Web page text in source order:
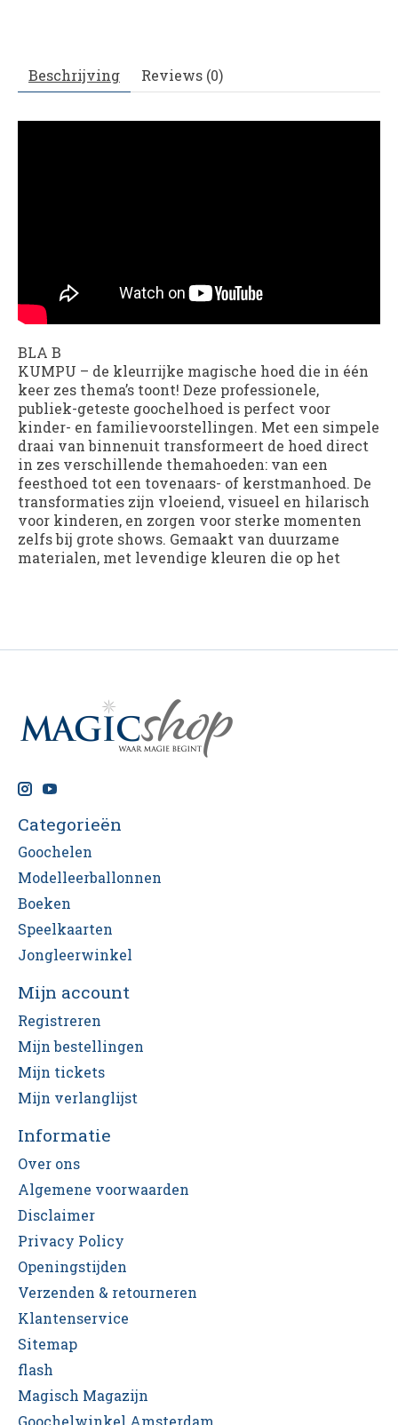
Beschrijving Reviews (0)
BLA B
KUMPU – de kleurrijke magische hoed die in één
keer zes thema’s toont! Deze professionele,
publiek-geteste goochelhoed is perfect voor
kinder- en familievoorstellingen. Met een simpele
draai van binnenuit transformeert de hoed direct
in zes verschillende themahoeden: van een
feesthoed tot een tovenaars- of kerstmanhoed. De
transformaties zijn vloeiend, visueel en hilarisch
voor kinderen, en zorgen voor sterke momenten
zelfs bij grote shows. Gemaakt van duurzame
materialen, met levendige kleuren die op het
publieksfavoriet!
Categorieën
Goochelen
Modelleerballonnen
Boeken
Speelkaarten
Jongleerwinkel
Mijn account
Registreren
Mijn bestellingen
Mijn tickets
Mijn verlanglijst
Informatie
Over ons
Algemene voorwaarden
Disclaimer
Privacy Policy
Openingstijden
Verzenden & retourneren
Klantenservice
Sitemap
flash
Magisch Magazijn
Goochelwinkel Amsterdam